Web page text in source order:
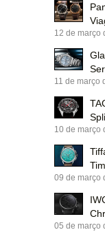
12 de março
11 de março
10 de março
09 de março
05 de março